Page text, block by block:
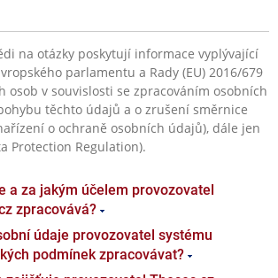
na otázky poskytují informace vyplývající
parlamentu a Rady (EU) 2016/679
osob v souvislosti se zpracováním osobních
těchto údajů a o zrušení směrnice
o ochraně osobních údajů), dále jen
Protection Regulation).
a za jakým účelem provozovatel
zpracovává?
údaje provozovatel systému
podmínek zpracovávat?